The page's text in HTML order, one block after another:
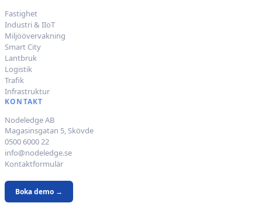
Fastighet
Industri & IIoT
Miljöövervakning
Smart City
Lantbruk
Logistik
Trafik
Infrastruktur
KONTAKT
Nodeledge AB
Magasinsgatan 5, Skövde
0500 6000 22
info@nodeledge.se
Kontaktformulär
Boka demo →